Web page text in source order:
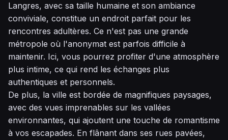
Langres, avec sa taille humaine et son ambiance
conviviale, constitue un endroit parfait pour les
rencontres adultères. Ce n'est pas une grande
métropole où l'anonymat est parfois difficile à
maintenir. Ici, vous pourrez profiter d'une atmosphère
plus intime, ce qui rend les échanges plus
authentiques et personnels.
De plus, la ville est bordée de magnifiques paysages,
avec des vues imprenables sur les vallées
environnantes, qui ajoutent une touche de romantisme
à vos escapades. En flânant dans ses rues pavées,